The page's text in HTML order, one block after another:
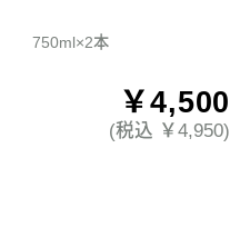
750ml×2本
￥4,500
(税込 ￥4,950)